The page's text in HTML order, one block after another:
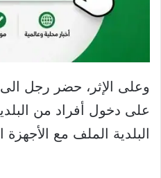
وعلى الإثر، حضر رجل الى
على دخول أفراد من
البلدية الملف مع الأجهزة